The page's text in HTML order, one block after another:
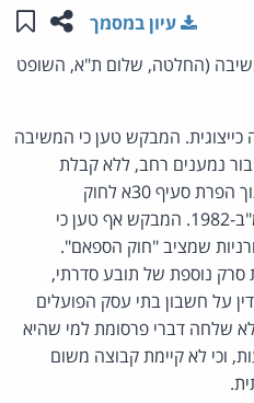
שתפו
עיון במסמך
(החלטה, שלום ת"א, השופט
המבקש טען כי המשיבה
נמענים רחב, ללא קבלת
הסכמה מפורשת בכתב ומראש, תוך הפרת סעיף 30א לחוק
התקשורת (בזק ושידורים), התשמ"ב-1982. המבקש אף טען כי
שמציב "חוק הספאם".
נוספת של תובע סדרתי,
על חשבון בתי עסק הפועלים
שלחה דברי פרסומת למי שהיא
וכי לא קיימת קבוצה משום